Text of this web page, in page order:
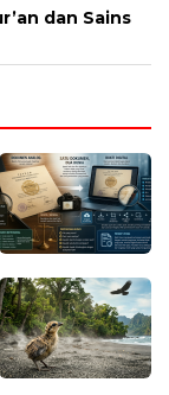
dan Sains